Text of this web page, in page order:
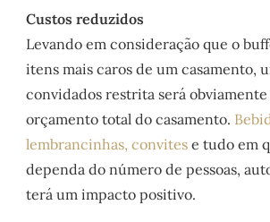
Custos reduzidos
Levando em consideração que o
itens mais caros de um casamento,
convidados restrita será
orçamento total do casamento.
lembrancinhas, convitese tudo em
dependa do número de pessoas,
terá um impacto positivo.